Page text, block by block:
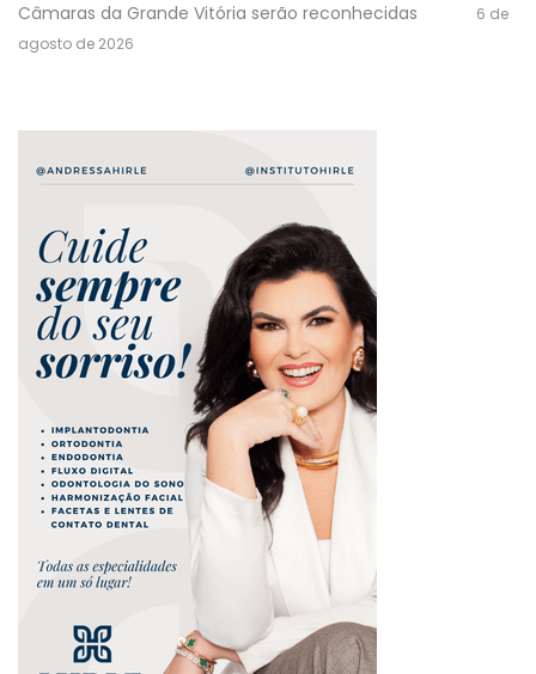
Câmaras da Grande Vitória serão reconhecidas
6 de
agosto de 2026